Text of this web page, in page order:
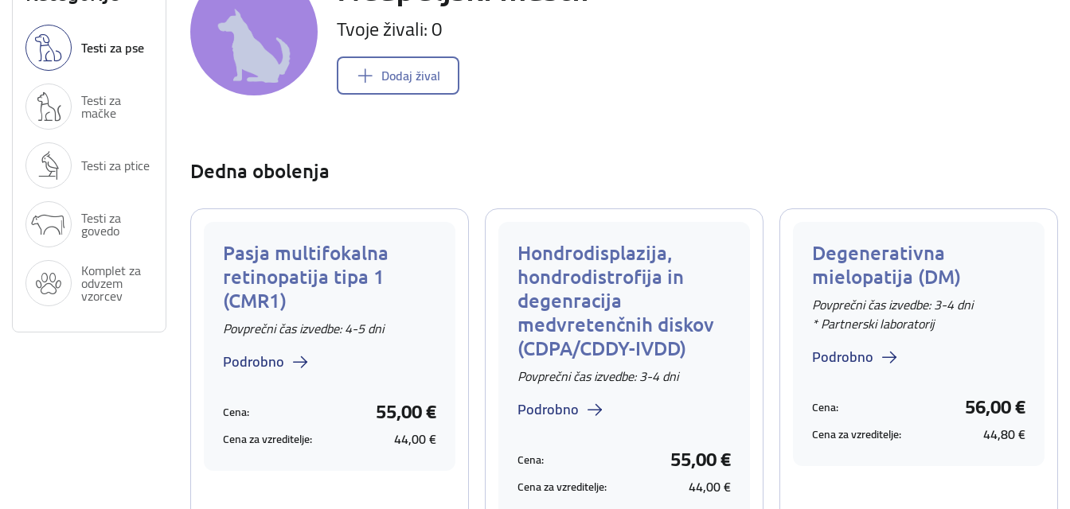
Testi za pse
Testi za
mačke
Testi za ptice
Testi za
govedo
Komplet za
odvzem
vzorcev
Tvoje živali: 0
Dodaj žival
Dedna obolenja
Pasja multifokalna
retinopatija tipa 1
(CMR1)
Povprečni čas izvedbe: 4-5 dni
Podrobno
Cena: 55,00 €
Cena za vzreditelje: 44,00 €
Hondrodisplazija,
hondrodistrofija in
degenracija
medvretenčnih diskov
(CDPA/CDDY-IVDD)
Povprečni čas izvedbe: 3-4 dni
Podrobno
Cena: 55,00 €
Cena za vzreditelje: 44,00 €
Degenerativna
mielopatija (DM)
Povprečni čas izvedbe: 3-4 dni
* Partnerski laboratorij
Podrobno
Cena: 56,00 €
Cena za vzreditelje: 44,80 €